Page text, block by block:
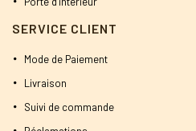
SERVICE CLIENT
Mode de Paiement
Livraison
Suivi de commande